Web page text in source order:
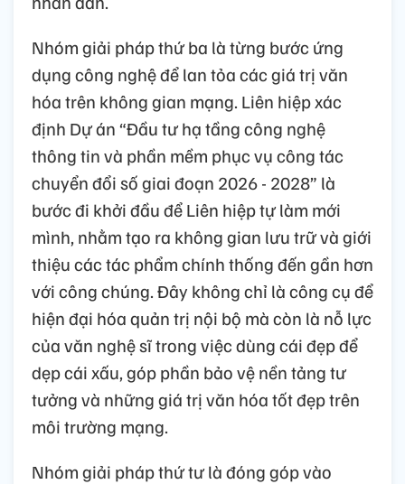
Nhóm giải pháp thứ ba là từng bước ứng
dụng công nghệ để lan tỏa các giá trị văn
hóa trên không gian mạng. Liên hiệp xác
định Dự án “Đầu tư hạ tầng công nghệ
thông tin và phần mềm phục vụ công tác
chuyển đổi số giai đoạn 2026 - 2028” là
bước đi khởi đầu để Liên hiệp tự làm mới
mình, nhằm tạo ra không gian lưu trữ và giới
thiệu các tác phẩm chính thống đến gần hơn
với công chúng. Đây không chỉ là công cụ để
hiện đại hóa quản trị nội bộ mà còn là nỗ lực
của văn nghệ sĩ trong việc dùng cái đẹp để
dẹp cái xấu, góp phần bảo vệ nền tảng tư
tưởng và những giá trị văn hóa tốt đẹp trên
môi trường mạng.
Nhóm giải pháp thứ tư là đóng góp vào